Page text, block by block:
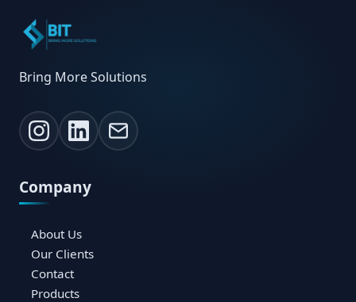
Bring More Solutions
Company
About Us
Our Clients
Contact
Products